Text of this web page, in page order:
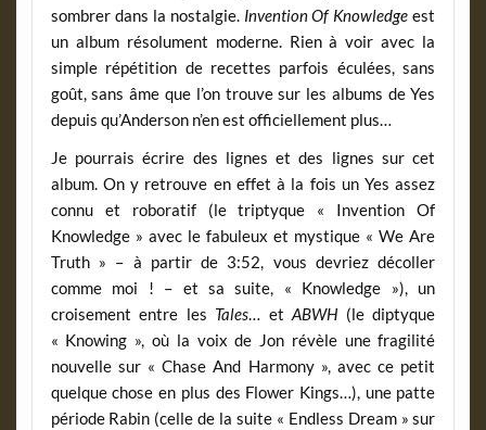
sombrer dans la nostalgie. Invention Of Knowledge est
un album résolument moderne. Rien à voir avec la
simple répétition de recettes parfois éculées, sans
goût, sans âme que l’on trouve sur les albums de Yes
depuis qu’Anderson n’en est officiellement plus…
Je pourrais écrire des lignes et des lignes sur cet
album. On y retrouve en effet à la fois un Yes assez
connu et roboratif (le triptyque « Invention Of
Knowledge » avec le fabuleux et mystique « We Are
Truth » – à partir de 3:52, vous devriez décoller
comme moi ! – et sa suite, « Knowledge »), un
croisement entre les Tales… etABWH (le diptyque
« Knowing », où la voix de Jon révèle une fragilité
nouvelle sur « Chase And Harmony », avec ce petit
quelque chose en plus des Flower Kings…), une patte
période Rabin (celle de la suite « Endless Dream » sur